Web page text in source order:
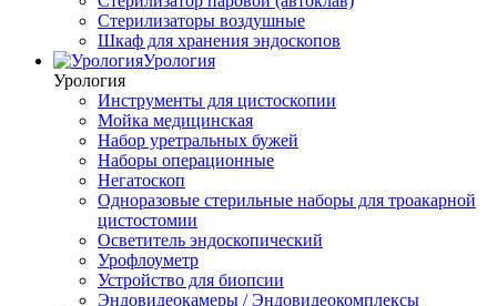
Стерилизаторы воздушные
Шкаф для хранения эндоскопов
Урология
Урология
Инструменты для цистоскопии
Мойка медицинская
Набор уретральных бужей
Наборы операционные
Негатоскоп
Одноразовые стерильные наборы для троакарной
цистостомии
Осветитель эндоскопический
Урофлоуметр
Устройство для биопсии
Эндовидеокамеры / Эндовидеокомплексы